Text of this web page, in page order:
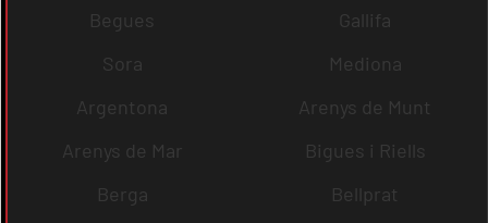
Begues
Gallifa
Sora
Mediona
Argentona
Arenys de Munt
Arenys de Mar
Bigues i Riells
Berga
Bellprat